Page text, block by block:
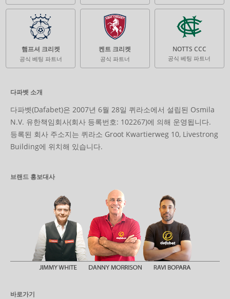
햄프셔 크리켓
공식 베팅 파트너
켄트 크리켓
공식 파트너
NOTTS CCC
공식 베팅 파트너
다파벳 소개
다파벳(Dafabet)은 2007년 6월 28일 퀴라소에서 설립된 Osmila
N.V. 유한책임회사(회사 등록번호: 102267)에 의해 운영됩니다.
등록된 회사 주소지는 퀴라소 Groot Kwartierweg 10, Livestrong
Building에 위치해 있습니다.
브랜드 홍보대사
바로가기